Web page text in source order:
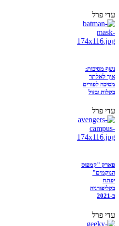
עדי פרל
נשף מסיכות:
איך לאלתר
מסיכה לפורים
בקלות ובזול
עדי פרל
פארק "קמפוס
הנוקמים"
יפתח
בקליפורניה
ב-2021
עדי פרל